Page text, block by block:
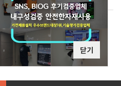
닫기
8180
RESERVED